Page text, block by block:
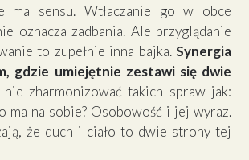
ma sensu. Wtłaczanie go w obce
oznacza zadbania. Ale przyglądanie
to zupełnie inna bajka.Synergia
gdzie umiejętnie zestawi się dwie
nie zharmonizować takich spraw jak:
ma na sobie? Osobowość i jej wyraz.
że duch i ciało to dwie strony tej